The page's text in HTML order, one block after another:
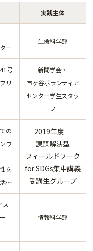
実践主体
ー
生命科学部
号
リ
新聞学会・
市ヶ谷ボランティア
センター学生スタッ
フ
の
ワ
を
～
2019年度
課題解決型
フィールドワーク
for SDGs集中講義
受講生グループ
ス
情報科学部